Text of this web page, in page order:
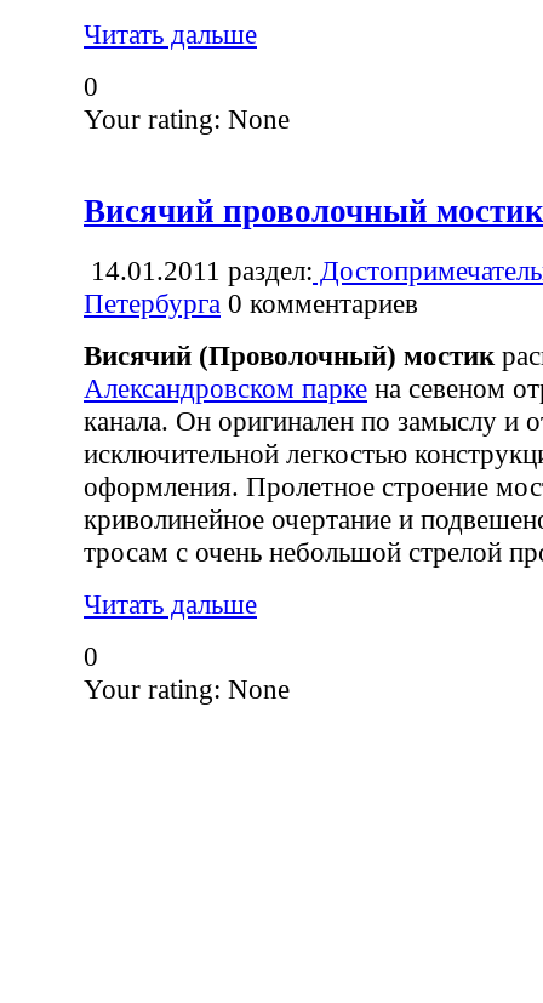
Читать дальше
0
Your rating: None
Висячий проволочный мостик
14.01.2011 раздел:
Петербурга 0 комментариев
Висячий (Проволочный) мостик
Александровском парке на севеном
канала. Он оригинален по замыслу и
исключительной легкостью
оформления. Пролетное строение
криволинейное очертание и
тросам с очень небольшой стрелой
Читать дальше
0
Your rating: None